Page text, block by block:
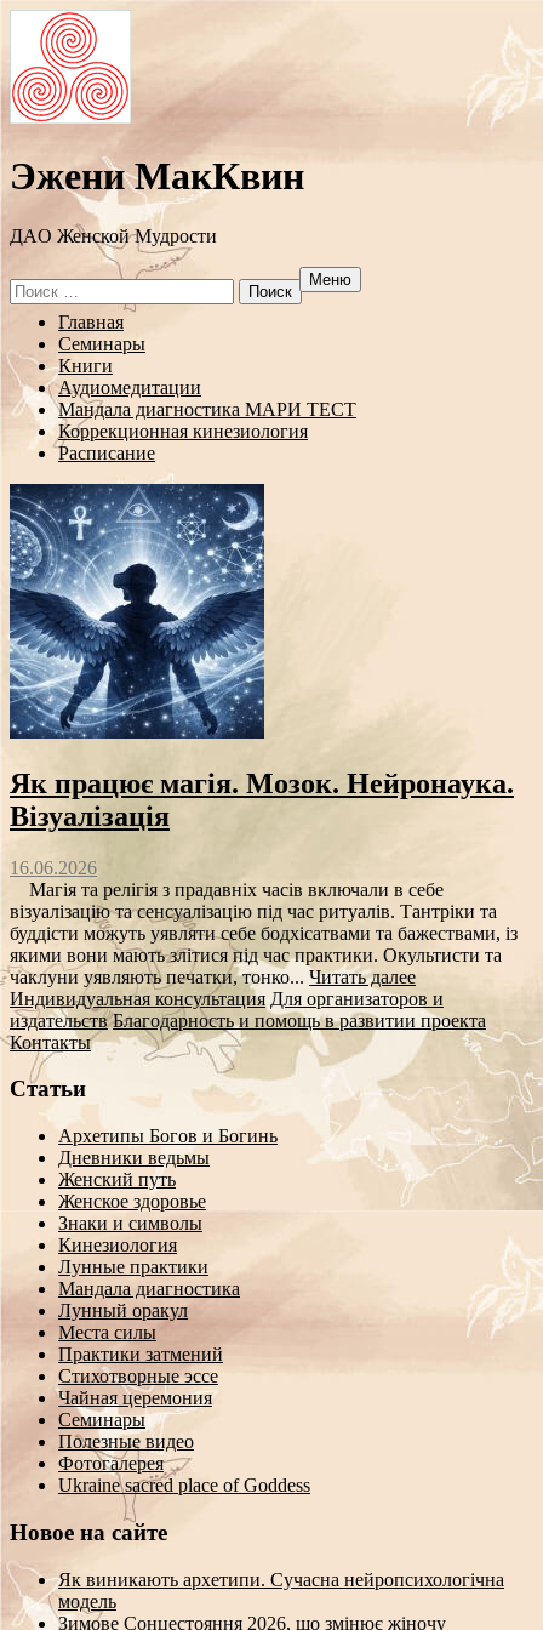
Эжени МакКвин
ДAO Женской Мудрости
Search
for:
Меню
Перейти
содержанию
Главная
Семинары
Книги
Аудиомедитации
Мандала диагностика МАРИ ТЕСТ
Коррекционная кинезиология
Расписание
Як працює магія. Мозок. Нейронаука.
Візуалізація
16.06.2026
Магія та релігія з прадавніх часів включали в себе
візуалізацію та сенсуалізацію під час ритуалів. Тантріки та
буддісти можуть уявляти себе бодхісатвами та бажествами, із
якими вони мають злітися під час практики. Окультисти та
чаклуни уявляють печатки, тонко... Читать далее
Индивидуальная консультация Для организаторов и
издательств Благодарность и помощь в развитии проекта
Контакты
Статьи
Архетипы Богов и Богинь
Дневники ведьмы
Женский путь
Женское здоровье
Знаки и символы
Кинезиология
Лунные практики
Мандала диагностика
Лунный оракул
Места силы
Практики затмений
Стихотворные эссе
Чайная церемония
Семинары
Полезные видео
Фотогалерея
Ukraine sacred place of Goddess
Новое на сайте
Як виникають архетипи. Сучасна нейропсихологічна
модель
Зимове Сонцестояння 2026, що змінює жіночу